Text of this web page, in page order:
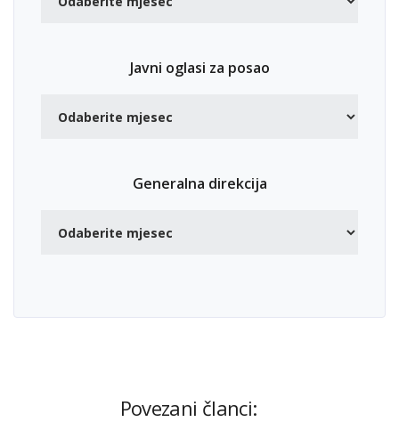
Javni oglasi za posao
Generalna direkcija
Povezani članci: